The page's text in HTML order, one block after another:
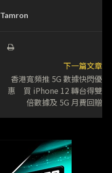
Tamron
下一篇文章
香港寬頻推 5G 數據快閃優
惠 買 iPhone 12 轉台得雙
倍數據及 5G 月費回贈